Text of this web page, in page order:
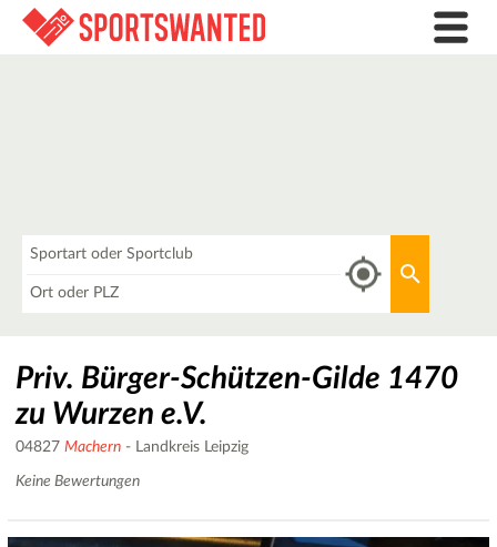
Priv. Bürger-Schützen-Gilde 1470
zu Wurzen e.V.
04827 Machern - Landkreis Leipzig
Keine Bewertungen